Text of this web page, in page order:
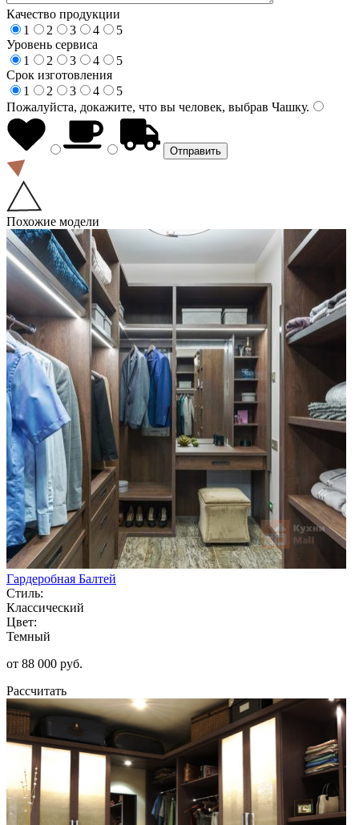
Качество продукции
1
2 3 4
5
Уровень сервиса
1
2 3 4
5
Срок изготовления
1
2 3 4
5
Пожалуйста, докажите, что вы человек, выбрав Чашку.
Похожие модели
Гардеробная Балтей
Стиль:
Классический
Цвет:
Темный
от 88 000 руб.
Рассчитать